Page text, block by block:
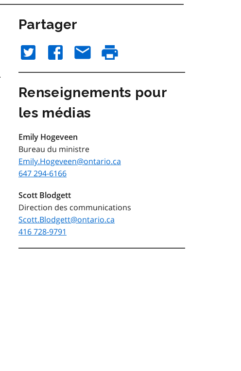
Partager
Renseignements pour
les médias
Emily Hogeveen
Bureau du ministre
Emily.Hogeveen@ontario.ca
647 294-6166
Scott Blodgett
Direction des communications
Scott.Blodgett@ontario.ca
416 728-9791